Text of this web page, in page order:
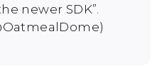
newer SDK”.